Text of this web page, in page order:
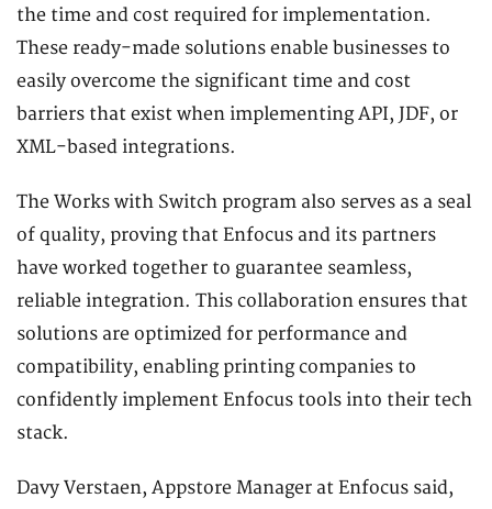
the time and cost required for implementation.
These ready-made solutions enable businesses to
easily overcome the significant time and cost
barriers that exist when implementing API, JDF, or
XML-based integrations.
The Works with Switch program also serves as a seal
of quality, proving that Enfocus and its partners
have worked together to guarantee seamless,
reliable integration. This collaboration ensures that
solutions are optimized for performance and
compatibility, enabling printing companies to
confidently implement Enfocus tools into their tech
stack.
Davy Verstaen, Appstore Manager at Enfocus said,